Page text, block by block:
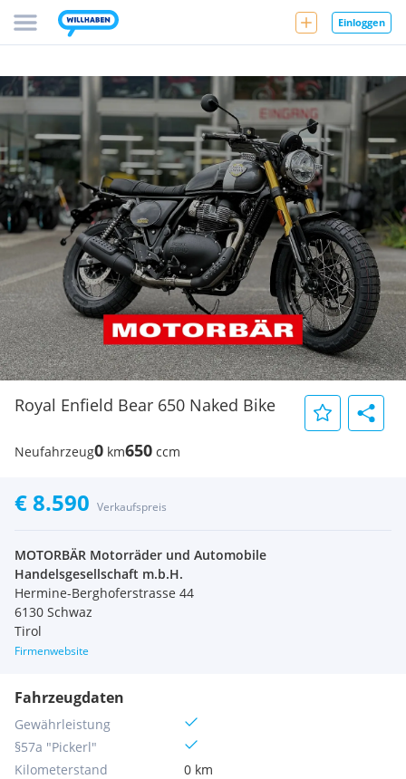
Einloggen
Royal Enfield Bear 650 Naked Bike
Neufahrzeug0 km650 ccm
€ 8.590 Verkaufspreis
MOTORBÄR Motorräder und Automobile
Handelsgesellschaft m.b.H.
Hermine-Berghoferstrasse 44
6130 Schwaz
Tirol
Firmenwebsite
Fahrzeugdaten
Gewährleistung
§57a "Pickerl"
Kilometerstand
0 km